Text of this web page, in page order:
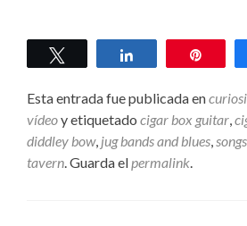
Twittear Compartir
Esta entrada fue publicada en
vídeoy etiquetado cigar box guitar,
diddley bow, jug bands and blues,
tavern. Guarda elpermalink.